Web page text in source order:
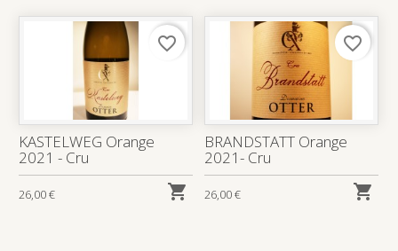
KASTELWEG Orange
2021 - Cru
26,00 € 
favorite_border
BRANDSTATT Orange
2021- Cru
26,00 € 
favorite_border